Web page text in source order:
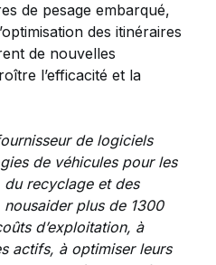
de pesage embarqué,
des itinéraires
de nouvelles
l’efficacité et la
de logiciels
de véhicules pour les
recyclage et des
nousaider plus de 1300
d’exploitation, à
actifs, à optimiser leurs